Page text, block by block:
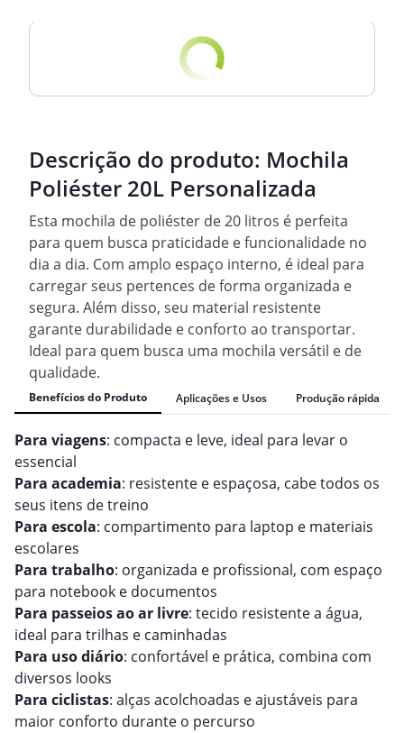
Descrição do produto: Mochila
Poliéster 20L Personalizada
Esta mochila de poliéster de 20 litros é perfeita
para quem busca praticidade e funcionalidade no
dia a dia. Com amplo espaço interno, é ideal para
carregar seus pertences de forma organizada e
segura. Além disso, seu material resistente
garante durabilidade e conforto ao transportar.
Ideal para quem busca uma mochila versátil e de
qualidade.
Benefícios do Produto Aplicações e Usos Produção rápida
Para viagens: compacta e leve, ideal para levar o
essencial
Para academia: resistente e espaçosa, cabe todos os
seus itens de treino
Para escola: compartimento para laptop e materiais
escolares
Para trabalho: organizada e profissional, com espaço
para notebook e documentos
Para passeios ao ar livre: tecido resistente a água,
ideal para trilhas e caminhadas
Para uso diário: confortável e prática, combina com
diversos looks
Para ciclistas: alças acolchoadas e ajustáveis para
maior conforto durante o percurso